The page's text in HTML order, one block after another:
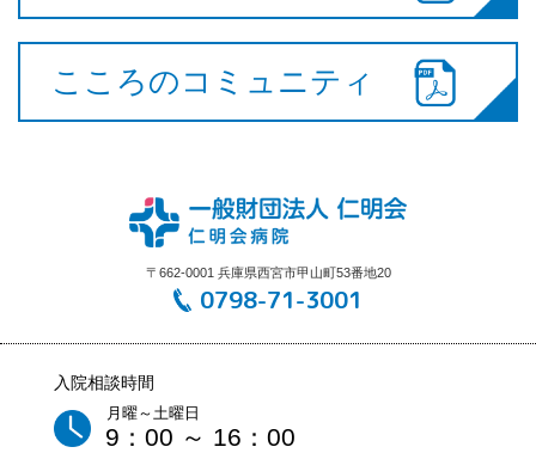
こころのコミュニティ
〒662-0001 兵庫県西宮市甲山町53番地20
0798-71-3001
入院相談時間
月曜～土曜日
9：00 ～ 16：00